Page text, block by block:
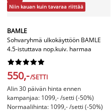
Niin kauan kuin tavaraa riittää
BAMLE
Sohvaryhmä ulkokäyttöön BAMLE
4.5-istuttava nop.kuiv. harmaa






550,-/SETTI
Alin 30 päivän hinta ennen
kampanjaa: 1099,- /setti (-50%)
Normaalihinta: 1099,- /setti (-50%)